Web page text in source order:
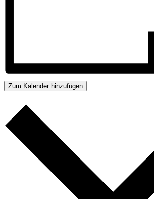
Zum Kalender hinzufügen